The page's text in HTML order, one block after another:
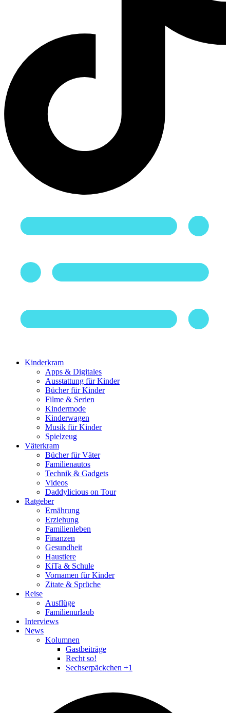
Kinderkram
Apps & Digitales
Ausstattung für Kinder
Bücher für Kinder
Filme & Serien
Kindermode
Kinderwagen
Musik für Kinder
Spielzeug
Väterkram
Bücher für Väter
Familienautos
Technik & Gadgets
Videos
Daddylicious on Tour
Ratgeber
Ernährung
Erziehung
Familienleben
Finanzen
Gesundheit
Haustiere
KiTa & Schule
Vornamen für Kinder
Zitate & Sprüche
Reise
Ausflüge
Familienurlaub
Interviews
News
Kolumnen
Gastbeiträge
Recht so!
Sechserpäckchen +1